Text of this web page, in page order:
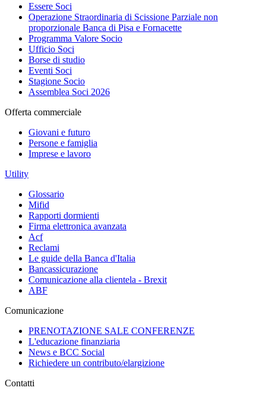
Essere Soci
Operazione Straordinaria di Scissione Parziale non
proporzionale Banca di Pisa e Fornacette
Programma Valore Socio
Ufficio Soci
Borse di studio
Eventi Soci
Stagione Socio
Assemblea Soci 2026
Offerta commerciale
Giovani e futuro
Persone e famiglia
Imprese e lavoro
Utility
Glossario
Mifid
Rapporti dormienti
Firma elettronica avanzata
Acf
Reclami
Le guide della Banca d'Italia
Bancassicurazione
Comunicazione alla clientela - Brexit
ABF
Comunicazione
PRENOTAZIONE SALE CONFERENZE
L'educazione finanziaria
News e BCC Social
Richiedere un contributo/elargizione
Contatti